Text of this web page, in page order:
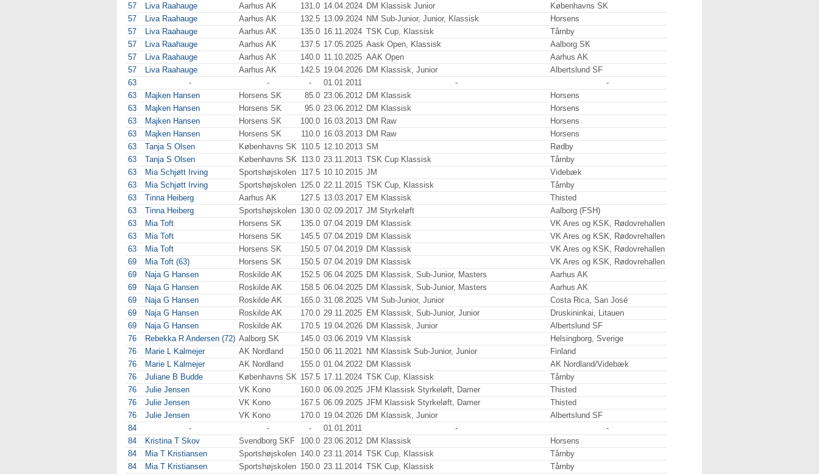
57
Liva Raahauge Aarhus AK 131.0 14.04.2024 DM Klassisk Junior
Københavns SK
57
Liva Raahauge Aarhus AK 132.5 13.09.2024 NM Sub-Junior, Junior, Klassisk
Horsens
57
Liva Raahauge Aarhus AK 135.0 16.11.2024 TSK Cup, Klassisk
Tårnby
57
Liva Raahauge Aarhus AK 137.5 17.05.2025 Aask Open, Klassisk
Aalborg SK
57
Liva Raahauge Aarhus AK 140.0 11.10.2025 AAK Open
Aarhus AK
57
Liva Raahauge Aarhus AK 142.5 19.04.2026 DM Klassisk, Junior
Albertslund SF
63
- - - 01.01.2011 -
-
63
Majken Hansen Horsens SK 85.0 23.06.2012 DM Klassisk
Horsens
63
Majken Hansen Horsens SK 95.0 23.06.2012 DM Klassisk
Horsens
63
Majken Hansen Horsens SK 100.0 16.03.2013 DM Raw
Horsens
63
Majken Hansen Horsens SK 110.0 16.03.2013 DM Raw
Horsens
63
Tanja S Olsen Københavns SK 110.5 12.10.2013 SM
Rødby
63
Tanja S Olsen Københavns SK 113.0 23.11.2013 TSK Cup Klassisk
Tårnby
63
Mia Schjøtt Irving Sportshøjskolen 117.5 10.10.2015 JM
Videbæk
63
Mia Schjøtt Irving Sportshøjskolen 125.0 22.11.2015 TSK Cup, Klassisk
Tårnby
63
Tinna Heiberg Aarhus AK 127.5 13.03.2017 EM Klassisk
Thisted
63
Tinna Heiberg Sportshøjskolen 130.0 02.09.2017 JM Styrkeløft
Aalborg (FSH)
63
Mia Toft Horsens SK 135.0 07.04.2019 DM Klassisk
VK Ares og KSK, Rødovrehallen
63
Mia Toft Horsens SK 145.5 07.04.2019 DM Klassisk
VK Ares og KSK, Rødovrehallen
63
Mia Toft Horsens SK 150.5 07.04.2019 DM Klassisk
VK Ares og KSK, Rødovrehallen
69
Mia Toft (63) Horsens SK 150.5 07.04.2019 DM Klassisk
VK Ares og KSK, Rødovrehallen
69
Naja G Hansen Roskilde AK 152.5 06.04.2025 DM Klassisk, Sub-Junior, Masters
Aarhus AK
69
Naja G Hansen Roskilde AK 158.5 06.04.2025 DM Klassisk, Sub-Junior, Masters
Aarhus AK
69
Naja G Hansen Roskilde AK 165.0 31.08.2025 VM Sub-Junior, Junior
Costa Rica, San José
69
Naja G Hansen Roskilde AK 170.0 29.11.2025 EM Klassisk, Sub-Junior, Junior
Druskininkai, Litauen
69
Naja G Hansen Roskilde AK 170.5 19.04.2026 DM Klassisk, Junior
Albertslund SF
76
Rebekka R Andersen (72) Aalborg SK 145.0 03.06.2019 VM Klassisk
Helsingborg, Sverige
76
Marie L Kalmejer AK Nordland 150.0 06.11.2021 NM Klassisk Sub-Junior, Junior
Finland
76
Marie L Kalmejer AK Nordland 155.0 01.04.2022 DM Klassisk
AK Nordland/Videbæk
76
Juliane B Budde Københavns SK 157.5 17.11.2024 TSK Cup, Klassisk
Tårnby
76
Julie Jensen VK Kono 160.0 06.09.2025 JFM Klassisk Styrkeløft, Damer
Thisted
76
Julie Jensen VK Kono 167.5 06.09.2025 JFM Klassisk Styrkeløft, Damer
Thisted
76
Julie Jensen VK Kono 170.0 19.04.2026 DM Klassisk, Junior
Albertslund SF
84
- - - 01.01.2011 -
-
84
Kristina T Skov Svendborg SKF 100.0 23.06.2012 DM Klassisk
Horsens
84
Mia T Kristiansen Sportshøjskolen 140.0 23.11.2014 TSK Cup, Klassisk
Tårnby
84
Mia T Kristiansen Sportshøjskolen 150.0 23.11.2014 TSK Cup, Klassisk
Tårnby